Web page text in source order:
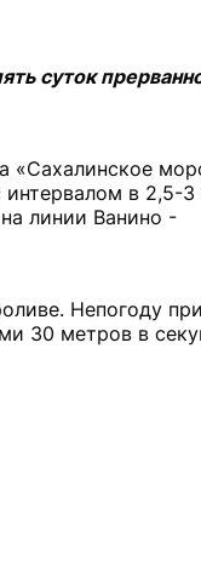
суток
«Сахалинское
в 2,5-3
линии Ванино -
Непогоду
30 метров в